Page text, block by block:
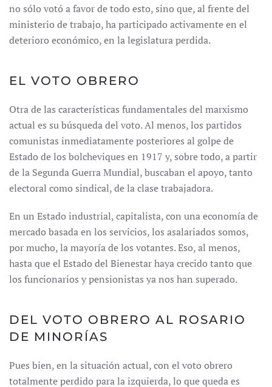
no sólo votó a favor de todo esto, sino que, al frente del
ministerio de trabajo, ha participado activamente en el
deterioro económico, en la legislatura perdida.
EL VOTO OBRERO
Otra de las características fundamentales del marxismo
actual es su búsqueda del voto. Al menos, los partidos
comunistas inmediatamente posteriores al golpe de
Estado de los bolcheviques en 1917 y, sobre todo, a partir
de la Segunda Guerra Mundial, buscaban el apoyo, tanto
electoral como sindical, de la clase trabajadora.
En un Estado industrial, capitalista, con una economía de
mercado basada en los servicios, los asalariados somos,
por mucho, la mayoría de los votantes. Eso, al menos,
hasta que el Estado del Bienestar haya crecido tanto que
los funcionarios y pensionistas ya nos han superado.
DEL VOTO OBRERO AL ROSARIO
DE MINORÍAS
Pues bien, en la situación actual, con el voto obrero
totalmente perdido para la izquierda, lo que queda es